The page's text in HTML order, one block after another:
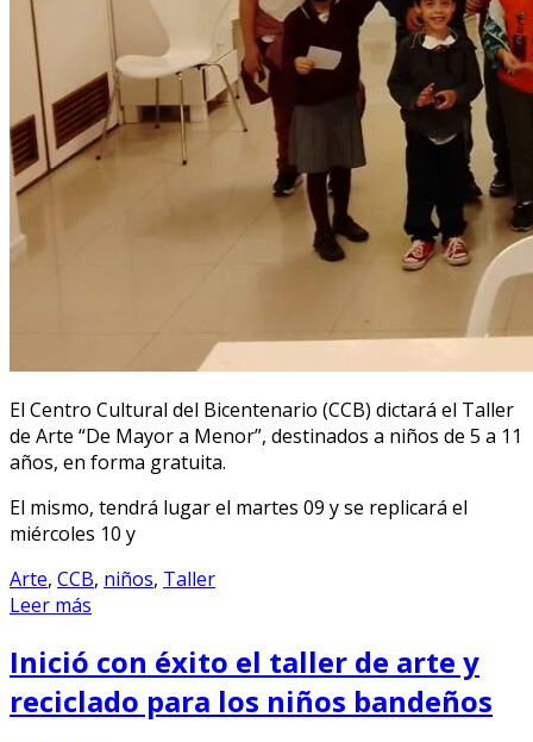
El Centro Cultural del Bicentenario (CCB) dictará el Taller
de Arte “De Mayor a Menor”, destinados a niños de 5 a 11
años, en forma gratuita.
El mismo, tendrá lugar el martes 09 y se replicará el
miércoles 10 y
Arte, CCB, niños, Taller
Leer más
Inició con éxito el taller de arte y
reciclado para los niños bandeños